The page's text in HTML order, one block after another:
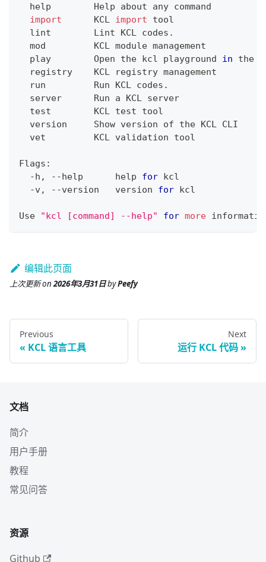
help
        Help about any
command
import
      KCL
import tool
  lint        Lint KCL codes.
  mod         KCL module management
  play        Open the kcl playground
in the
  registry    KCL registry management
  run         Run KCL codes.
  server      Run a KCL server
test
        KCL
test tool
  version     Show version of the KCL CLI
  vet         KCL validation tool
Flags:
  -h, --help
help for kcl
  -v, --version   version
for kcl
Use "kcl [command] --help" for more
编辑此页面
上次更新on2026年3月31日byPeefy
Previous
KCL 语言工具
Next
运行 KCL 代码
文档
简介
用户手册
教程
常见问答
资源
Github